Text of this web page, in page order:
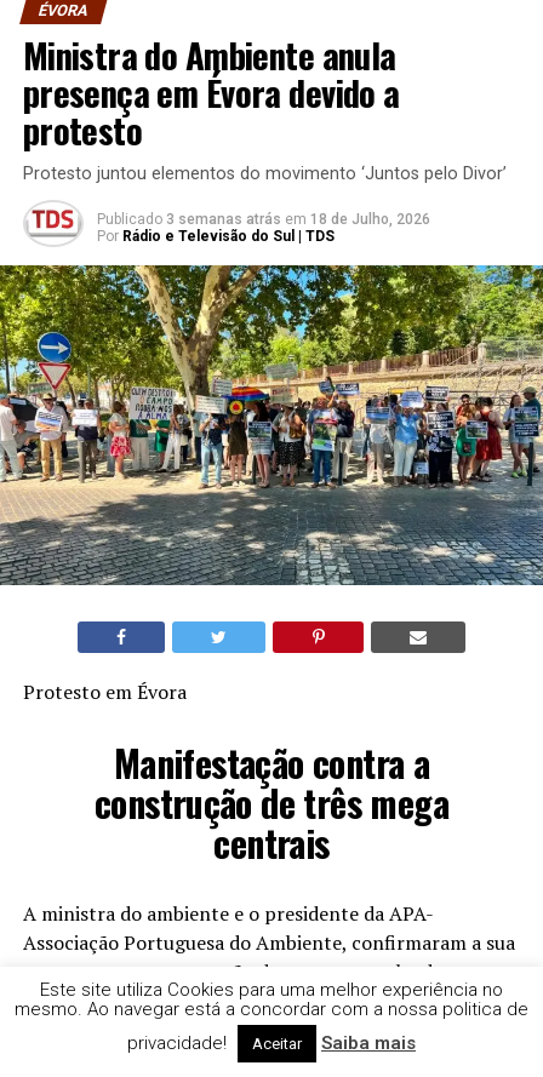
ÉVORA
Ministra do Ambiente anula
presença em Évora devido a
protesto
Protesto juntou elementos do movimento ‘Juntos pelo Divor’
Publicado 3 semanas atrás em 18 de Julho, 2026
Por Rádio e Televisão do Sul | TDS
Protesto em Évora
Manifestação contra a
construção de três mega
centrais
A ministra do ambiente e o presidente da APA-
Associação Portuguesa do Ambiente, confirmaram a sua
presença na apresentação de uma campanha de
separação do lixo, em Évora.
A presença acabou por ser cancelada à última hora
Este site utiliza Cookies para uma melhor experiência no
mesmo. Ao navegar está a concordar com a nossa politica de
privacidade!
Aceitar Saiba mais